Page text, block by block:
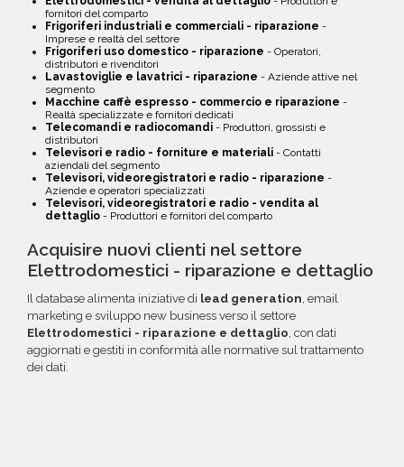
fornitori del comparto
Frigoriferi industriali e commerciali - riparazione -
Imprese e realtà del settore
Frigoriferi uso domestico - riparazione - Operatori,
distributori e rivenditori
Lavastoviglie e lavatrici - riparazione - Aziende attive nel
segmento
Macchine caffè espresso - commercio e riparazione -
Realtà specializzate e fornitori dedicati
Telecomandi e radiocomandi - Produttori, grossisti e
distributori
Televisori e radio - forniture e materiali - Contatti
aziendali del segmento
Televisori, videoregistratori e radio - riparazione -
Aziende e operatori specializzati
Televisori, videoregistratori e radio - vendita al
dettaglio - Produttori e fornitori del comparto
Acquisire nuovi clienti nel settore
Elettrodomestici - riparazione e dettaglio
Il database alimenta iniziative di lead generation , email
marketing e sviluppo new business verso il settore
Elettrodomestici - riparazione e dettaglio , con dati
aggiornati e gestiti in conformità alle normative sul trattamento
dei dati.